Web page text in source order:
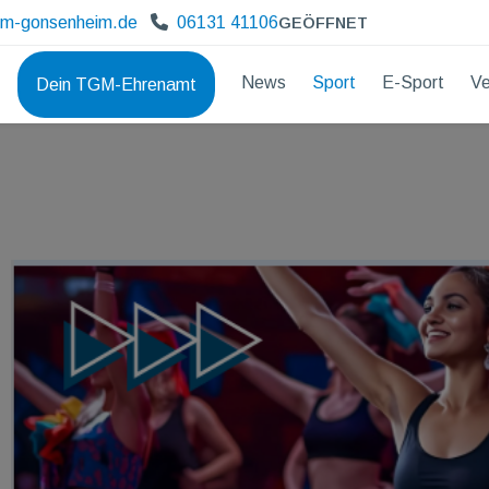
gonsenheim.de 06131 41106GEÖFFNET
Dein TGM-Ehrenamt News Sport E-Sport